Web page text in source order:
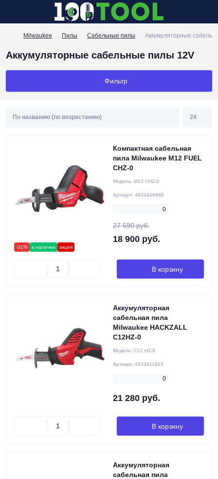
Milwaukee Пилы Сабельные пилы Аккумуляторные
Аккумуляторные сабельные пилы 12V
Фильтр
-31% в наличии акция
Компактная сабельная
пила Milwaukee M12 FUEL
CHZ-0
Модель: M12 CHZ-0
Артикул: 4933446960
0
27 590 руб.
18 900 руб.
В корзину
Аккумуляторная
сабельная пила
Milwaukee HACKZALL
C12HZ-0
Модель: C12 HZ-0
Артикул: 4933411925
0
21 280 руб.
В корзину
Аккумуляторная
сабельная пила